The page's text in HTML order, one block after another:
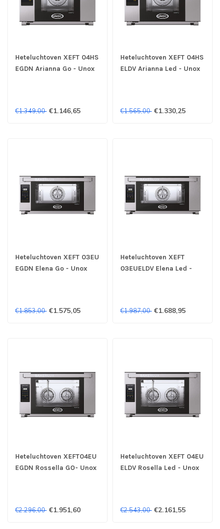
Heteluchtoven XEFT 04HS
EGDN Arianna Go - Unox
€1.349,00 €1.146,65
Heteluchtoven XEFT 04HS
ELDV Arianna Led - Unox
€1.565,00 €1.330,25
Heteluchtoven XEFT 03EU
EGDN Elena Go - Unox
€1.853,00 €1.575,05
Heteluchtoven XEFT
03EUELDV Elena Led -
€1.987,00 €1.688,95
Heteluchtoven XEFT04EU
EGDN Rossella GO- Unox
€2.296,00 €1.951,60
Heteluchtoven XEFT 04EU
ELDV Rosella Led - Unox
€2.543,00 €2.161,55